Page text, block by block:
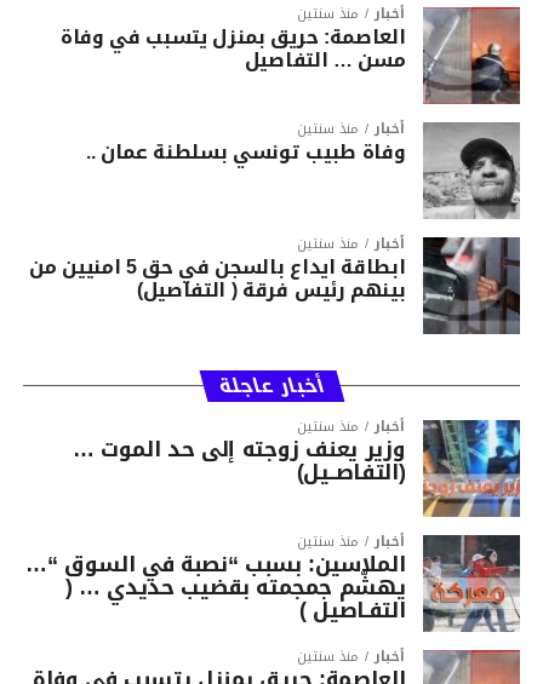
أخبار منذ سنتين
العاصمة: حريق بمنزل يتسبب في وفاة
مسن … التفاصيل
أخبار منذ سنتين
وفاة طبيب تونسي بسلطنة عمان ..
أخبار منذ سنتين
ابطاقة ايداع بالسجن في حق 5 امنيين من
بينهم رئيس فرقة ( التفاصيل)
أخبار عاجلة
أخبار منذ سنتين
وزير يعنف زوجته إلى حد الموت …
(التفاصــيل)
أخبار منذ سنتين
الملاسين: بسبب “نصبة في السوق “…
يهشّم جمجمته بقضيب حديدي … (
التفـاصيل )
أخبار منذ سنتين